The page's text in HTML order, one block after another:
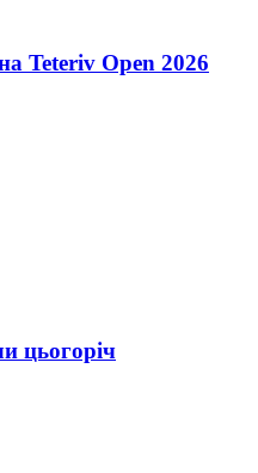
Teteriv Open 2026
цьогоріч